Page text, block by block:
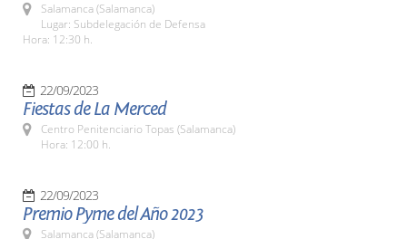
Salamanca (Salamanca)
Lugar: Subdelegación de Defensa
Hora: 12:30 h.
22/09/2023
Fiestas de La Merced
Centro Penitenciario Topas (Salamanca)
Hora: 12:00 h.
22/09/2023
Premio Pyme del Año 2023
Salamanca (Salamanca)